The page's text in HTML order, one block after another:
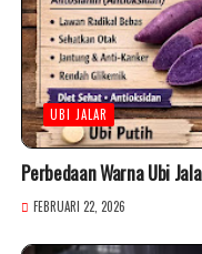
UBI JALAR
Perbedaan Warna Ubi
FEBRUARI 22, 2026